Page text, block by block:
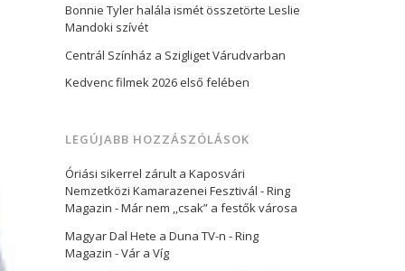
Bonnie Tyler halála ismét összetörte Leslie
Mandoki szívét
Centrál Színház a Szigliget Várudvarban
Kedvenc filmek 2026 első felében
LEGÚJABB HOZZÁSZÓLÁSOK
Óriási sikerrel zárult a Kaposvári
Nemzetközi Kamarazenei Fesztivál - Ring
Magazin -Már nem ,,csak” a festők városa
Magyar Dal Hete a Duna TV-n - Ring
Magazin -Vár a Víg